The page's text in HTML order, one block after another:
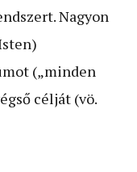
Nagyon
(„minden
célját (vö.